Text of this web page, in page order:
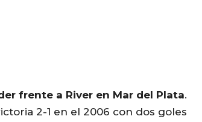
frente a River en Mar del Plata.
2-1 en el 2006 con dos goles